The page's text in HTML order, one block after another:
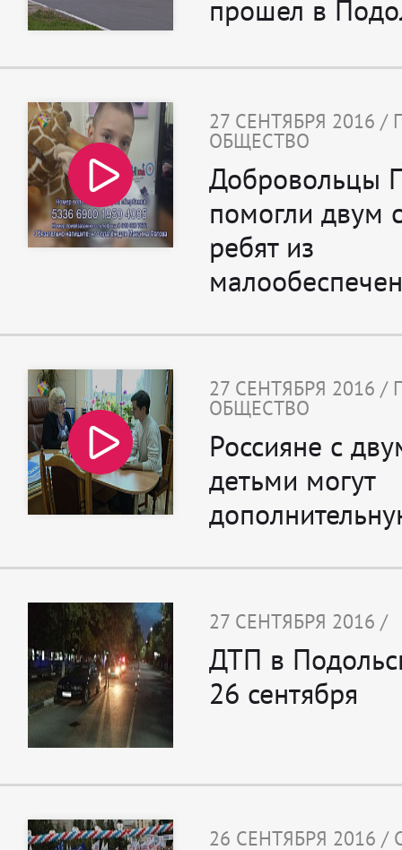
прошел в
27 СЕНТЯБРЯ 2016
ОБЩЕСТВО
Добровольцы
помогли двум
ребят из
27 СЕНТЯБРЯ 2016
ОБЩЕСТВО
Россияне с
детьми могут
27 СЕНТЯБРЯ 2016 /
ДТП в
26 сентября
26 СЕНТЯБРЯ 2016 /